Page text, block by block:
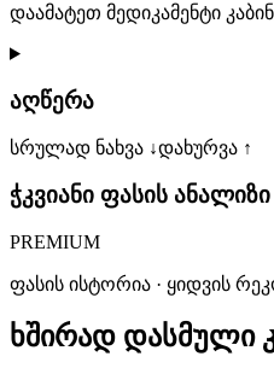
დაამატეთ მედიკამენტი
აღწერა
სრულად ნახვა ↓დახურვა ↑
ჭკვიანი ფასის ანალიზი
PREMIUM
ფასის ისტორია · ყიდვის
ხშირად დასმული